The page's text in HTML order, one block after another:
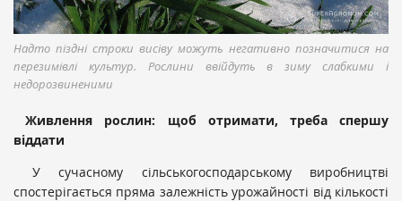
Надто піздні строки висіву можуть негативно позначитися на
перезимівлі культур. Рослини ввійдуть в зиму слабкими і
недорозвиненими
Живлення рослин: щоб отримати, треба спершу
віддати
У сучасному сільськогосподарському виробництві
спостерігається пряма залежність урожайності від кількості